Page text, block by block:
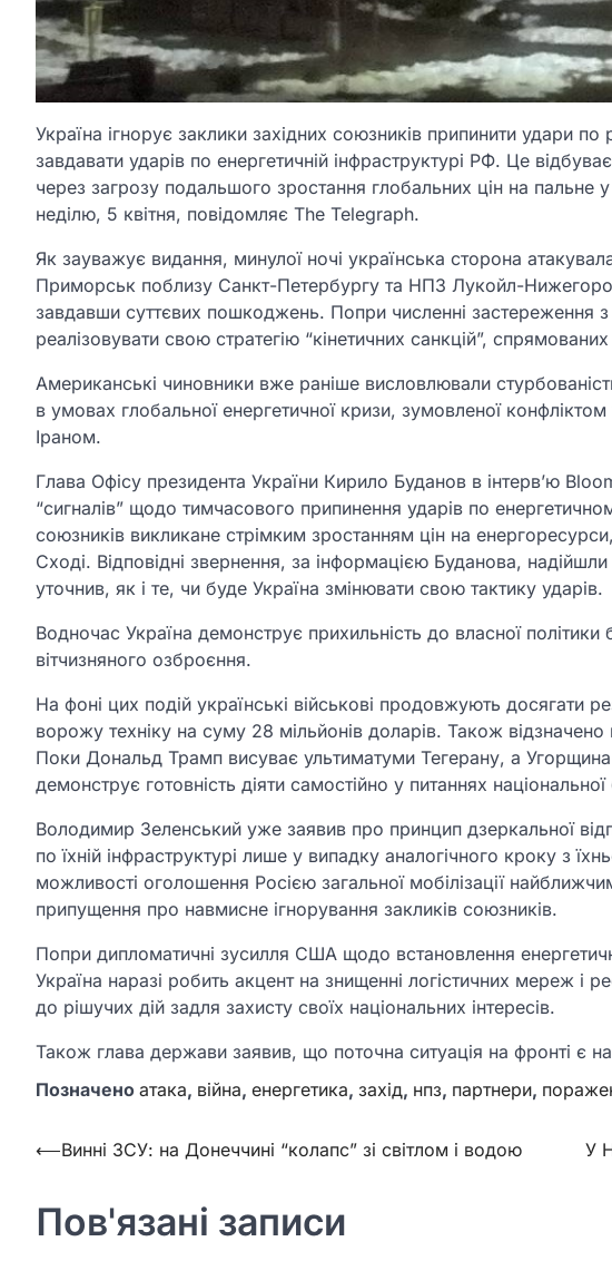
Україна ігнорує заклики західних союзників припинити удари
завдавати ударів по енергетичній інфраструктурі РФ. Це
через загрозу подальшого зростання глобальних цін на пальне у
неділю, 5 квітня, повідомляє The Telegraph.
Як зауважує видання, минулої ночі українська сторона
Приморськ поблизу Санкт-Петербургу та НПЗ Лукойл-
завдавши суттєвих пошкоджень. Попри численні застереження
реалізовувати свою стратегію “кінетичних санкцій”,
Американські чиновники вже раніше висловлювали
в умовах глобальної енергетичної кризи, зумовленої
Іраном.
Глава Офісу президента України Кирило Буданов в інтерв’ю
“сигналів” щодо тимчасового припинення ударів по
союзників викликане стрімким зростанням цін на
Сході. Відповідні звернення, за інформацією Буданова,
уточнив, як і те, чи буде Україна змінювати свою тактику ударів.
Водночас Україна демонструє прихильність до власної
вітчизняного озброєння.
На фоні цих подій українські військові продовжують досягати
ворожу техніку на суму 28 мільйонів доларів. Також
Поки Дональд Трамп висуває ультиматуми Тегерану, а
демонструє готовність діяти самостійно у питаннях
Володимир Зеленський уже заявив про принцип дзеркальної
по їхній інфраструктурі лише у випадку аналогічного кроку з
можливості оголошення Росією загальної мобілізації
припущення про навмисне ігнорування закликів союзників.
Попри дипломатичні зусилля США щодо встановлення
Україна наразі робить акцент на знищенні логістичних мереж і
до рішучих дій задля захисту своїх національних інтересів.
Також глава держави заявив, що поточна ситуація на фронті є
Позначено атака, війна, енергетика, захід, нпз, партнери,
Навігація
⟵Винні ЗСУ: на Донеччині “колапс” зі світлом і водою У
Пов'язані записи